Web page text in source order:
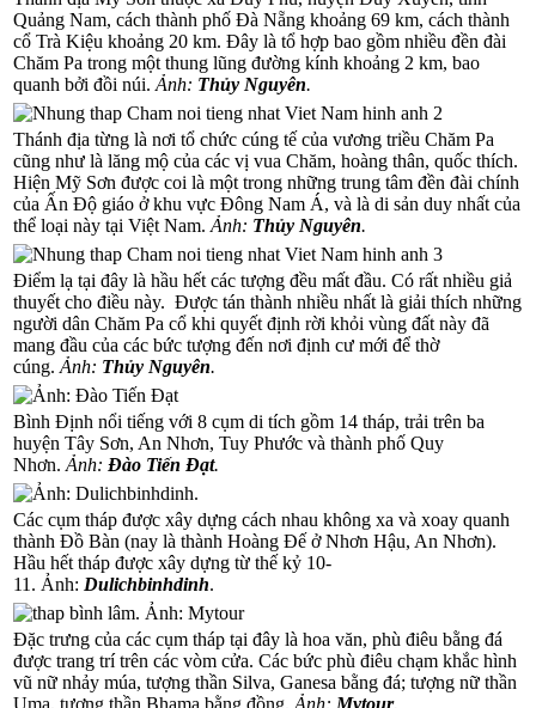
Quảng Nam, cách thành phố Đà Nẵng khoảng 69 km, cách thành
cổ Trà Kiệu khoảng 20 km. Đây là tổ hợp bao gồm nhiều đền đài
Chăm Pa trong một thung lũng đường kính khoảng 2 km, bao
quanh bởi đồi núi. Ảnh: Thủy Nguyên.
Thánh địa từng là nơi tổ chức cúng tế của vương triều Chăm Pa
cũng như là lăng mộ của các vị vua Chăm, hoàng thân, quốc thích.
Hiện Mỹ Sơn được coi là một trong những trung tâm đền đài chính
của Ấn Độ giáo ở khu vực Đông Nam Á, và là di sản duy nhất của
thể loại này tại Việt Nam. Ảnh: Thủy Nguyên.
Điểm lạ tại đây là hầu hết các tượng đều mất đầu. Có rất nhiều giả
thuyết cho điều này. Được tán thành nhiều nhất là giải thích những
người dân Chăm Pa cổ khi quyết định rời khỏi vùng đất này đã
mang đầu của các bức tượng đến nơi định cư mới để thờ
cúng. Ảnh: Thủy Nguyên.
Bình Định nổi tiếng với 8 cụm di tích gồm 14 tháp, trải trên ba
huyện Tây Sơn, An Nhơn, Tuy Phước và thành phố Quy
Nhơn. Ảnh: Đào Tiến Đạt.
Các cụm tháp được xây dựng cách nhau không xa và xoay quanh
thành Đồ Bàn (nay là thành Hoàng Đế ở Nhơn Hậu, An Nhơn).
Hầu hết tháp được xây dựng từ thế kỷ 10-
11. Ảnh: Dulichbinhdinh.
Đặc trưng của các cụm tháp tại đây là hoa văn, phù điêu bằng đá
được trang trí trên các vòm cửa. Các bức phù điêu chạm khắc hình
vũ nữ nhảy múa, tượng thần Silva, Ganesa bằng đá; tượng nữ thần
Uma, tượng thần Bhama bằng đồng. Ảnh: Mytour.